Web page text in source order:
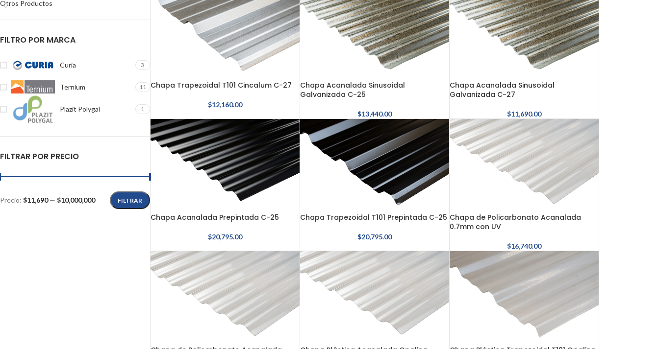
Otros Productos
FILTRO POR MARCA
Curia 3
Ternium 11
Plazit Polygal 1
FILTRAR POR PRECIO
FILTRAR
Precio: $11,690— $10,000,000
Chapa Trapezoidal T101 Cincalum C-27
$12,160.00
Chapa Acanalada Sinusoidal
Galvanizada C-25
$13,440.00
Chapa Acanalada Sinusoidal
Galvanizada C-27
$11,690.00
Chapa Acanalada Prepintada C-25
$20,795.00
Chapa Trapezoidal T101 Prepintada C-25
$20,795.00
Chapa de Policarbonato Acanalada
0.7mm con UV
$16,740.00